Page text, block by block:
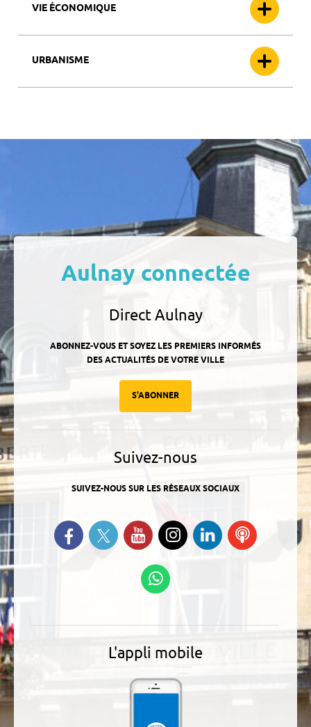
VIE ÉCONOMIQUE
URBANISME
Aulnay connectée
Direct Aulnay
ABONNEZ-VOUS ET SOYEZ LES PREMIERS INFORMÉS
DES ACTUALITÉS DE VOTRE VILLE
S'ABONNER
Suivez-nous
SUIVEZ-NOUS SUR LES RÉSEAUX SOCIAUX
Retrouvez-nous sur Facebook
Suivez-nous sur Twitter
Suivez-nous sur YouTube
Suivez-nous sur
Instagram
Retrouvez-
nous sur
Ecoutez
L'appli mobile